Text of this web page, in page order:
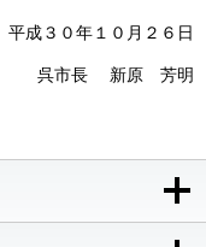
平成３０年１０月２６日
呉市長 新原 芳明